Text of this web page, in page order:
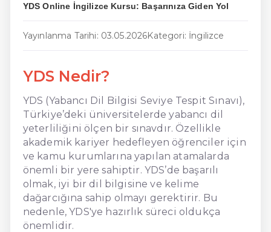
YDS Online İngilizce Kursu: Başarınıza Giden Yol
Yayınlanma Tarihi: 03.05.2026Kategori: İngilizce
YDS Nedir?
YDS (Yabancı Dil Bilgisi Seviye Tespit Sınavı),
Türkiye’deki üniversitelerde yabancı dil
yeterliliğini ölçen bir sınavdır. Özellikle
akademik kariyer hedefleyen öğrenciler için
ve kamu kurumlarına yapılan atamalarda
önemli bir yere sahiptir. YDS’de başarılı
olmak, iyi bir dil bilgisine ve kelime
dağarcığına sahip olmayı gerektirir. Bu
nedenle, YDS'ye hazırlık süreci oldukça
önemlidir.